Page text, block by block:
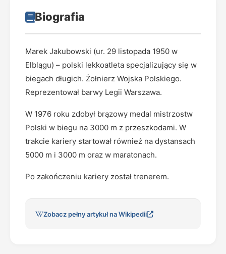
Biografia
Marek Jakubowski (ur. 29 listopada 1950 w
Elblągu) – polski lekkoatleta specjalizujący się w
biegach długich. Żołnierz Wojska Polskiego.
Reprezentował barwy Legii Warszawa.
W 1976 roku zdobył brązowy medal mistrzostw
Polski w biegu na 3000 m z przeszkodami. W
trakcie kariery startował również na dystansach
5000 m i 3000 m oraz w maratonach.
Po zakończeniu kariery został trenerem.
Zobacz pełny artykuł na Wikipedii